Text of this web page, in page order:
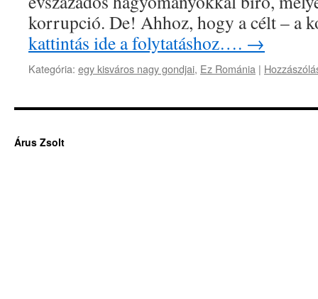
korrupció. De! Ahhoz, hogy a célt –
kattintás ide a folytatáshoz…. →
Kategória: egy kisváros nagy gondjai, Ez Románia |
Árus Zsolt